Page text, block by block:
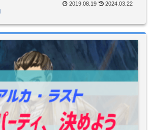
2019.08.19 2024.03.22